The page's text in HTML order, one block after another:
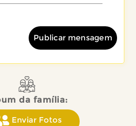
Publicar mensagem
da família:
Enviar Fotos